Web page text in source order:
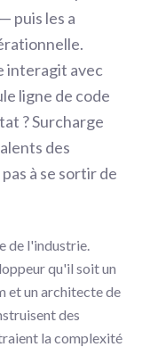
puis les a
interagit avec
ligne de code
? Surcharge
des
à se sortir de
de l'industrie.
qu'il soit un
et un architecte de
des
la complexité